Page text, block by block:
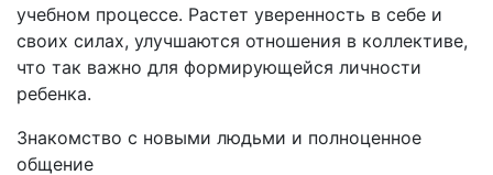
учебном процессе. Растет уверенность в себе и
своих силах, улучшаются отношения в коллективе,
что так важно для формирующейся личности
ребенка.
Знакомство с новыми людьми и полноценное
общение